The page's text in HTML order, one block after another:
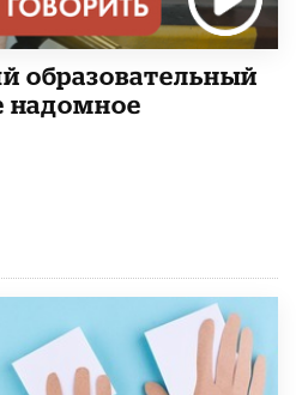
образовательный
надомное